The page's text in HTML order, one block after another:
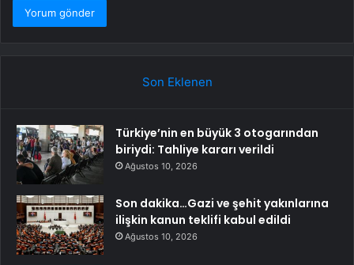
Son Eklenen
Türkiye’nin en büyük 3 otogarından
biriydi: Tahliye kararı verildi
Ağustos 10, 2026
Son dakika…Gazi ve şehit yakınlarına
ilişkin kanun teklifi kabul edildi
Ağustos 10, 2026